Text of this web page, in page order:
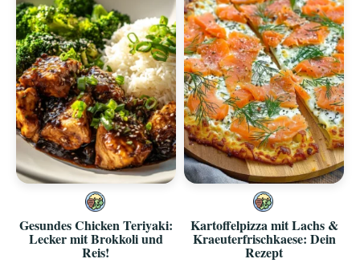
Gesundes Chicken Teriyaki:
Lecker mit Brokkoli und
Reis!
Kartoffelpizza mit Lachs &
Kraeuterfrischkaese: Dein
Rezept